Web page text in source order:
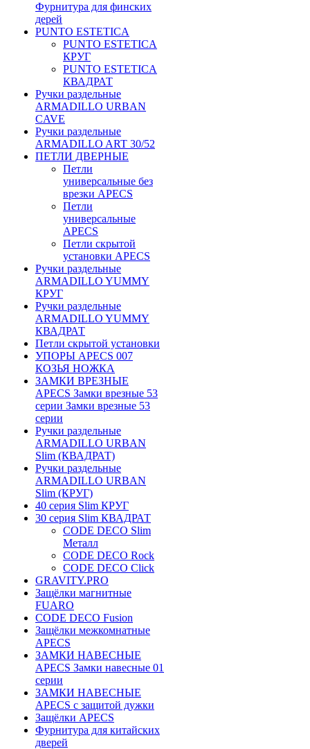
Фурнитура для финских
дерей
PUNTO ESTETICA
PUNTO ESTETICA
КРУГ
PUNTO ESTETICA
КВАДРАТ
Ручки раздельные
ARMADILLO URBAN
CAVE
Ручки раздельные
ARMADILLO ART 30/52
ПЕТЛИ ДВЕРНЫЕ
Петли
универсальные без
врезки APECS
Петли
универсальные
APECS
Петли скрытой
установки APECS
Ручки раздельные
ARMADILLO YUMMY
КРУГ
Ручки раздельные
ARMADILLO YUMMY
КВАДРАТ
Петли скрытой установки
УПОРЫ APECS 007
КОЗЬЯ НОЖКА
ЗАМКИ ВРЕЗНЫЕ
APECS Замки врезные 53
серии Замки врезные 53
серии
Ручки раздельные
ARMADILLO URBAN
Slim (КВАДРАТ)
Ручки раздельные
ARMADILLO URBAN
Slim (КРУГ)
40 серия Slim КРУГ
30 серия Slim КВАДРАТ
CODE DECO Slim
Металл
CODE DECO Rock
CODE DECO Click
GRAVITY.PRO
Защёлки магнитные
FUARO
CODE DECO Fusion
Защёлки межкомнатные
APECS
ЗАМКИ НАВЕСНЫЕ
APECS Замки навесные 01
серии
ЗАМКИ НАВЕСНЫЕ
APECS с защитой дужки
Защёлки APECS
Фурнитура для китайских
дверей